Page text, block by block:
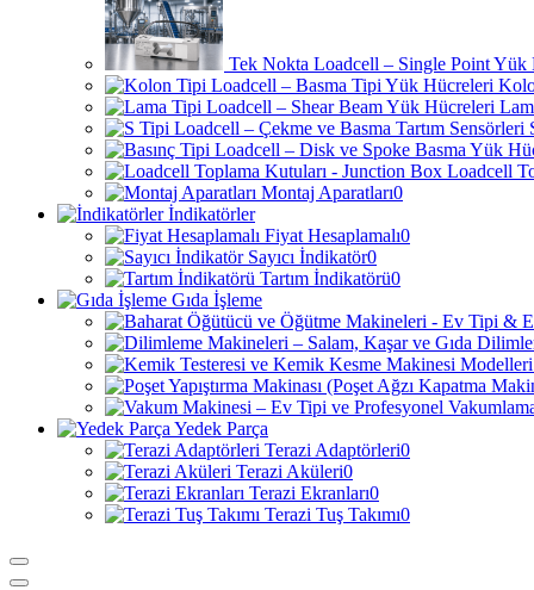
Tek Nokta Loadcell – Single Point Yük
Loadcell
Montaj Aparatları0
İndikatörler
Fiyat Hesaplamalı0
Sayıcı İndikatör0
Tartım İndikatörü0
Gıda İşleme
Yedek Parça
Terazi Adaptörleri0
Terazi Aküleri0
Terazi Ekranları0
Terazi Tuş Takımı0